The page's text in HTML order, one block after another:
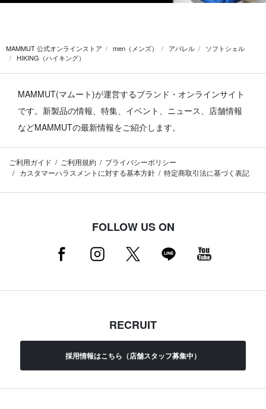
MAMMUT 公式オンラインストア men（メンズ） アパレル
ソフトシェル
HIKING（ハイキング）
MAMMUT(マムート)が運営するブランド・オンラインサイト
です。 新製品の情報、特集、イベント、ニュース、店舗情報
などMAMMUTの最新情報をご紹介します。
ご利用ガイド ご利用規約
プライバシーポリシー
カスタマーハラスメントに対する基本方針
特定商取引法に基づく表記
FOLLOW US ON
RECRUIT
採用情報はこちら（店舗スタッフ募集中）